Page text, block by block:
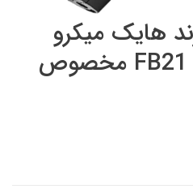
هایک میکرو
HIKMICRO مدل FB21 مخصوص